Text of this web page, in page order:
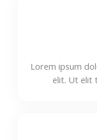
Lorem ipsum
elit. Ut elit